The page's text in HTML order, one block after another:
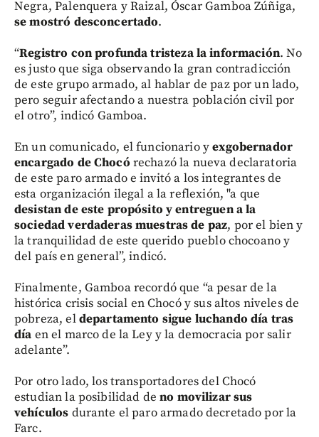
Negra, Palenquera y Raizal, Óscar Gamboa Zúñiga,
se mostró desconcertado.
“Registro con profunda tristeza la información. No
es justo que siga observando la gran contradicción
de este grupo armado, al hablar de paz por un lado,
pero seguir afectando a nuestra población civil por
el otro”, indicó Gamboa.
En un comunicado, el funcionario yexgobernador
encargado de Chocó rechazó la nueva declaratoria
de este paro armado e invitó a los integrantes de
esta organización ilegal a la reflexión, "a que
desistan de este propósito y entreguen a la
sociedad verdaderas muestras de paz, por el bien y
la tranquilidad de este querido pueblo chocoano y
del país en general”, indicó.
Finalmente, Gamboa recordó que “a pesar de la
histórica crisis social en Chocó y sus altos niveles de
pobreza, eldepartamento sigue luchando día tras
día en el marco de la Ley y la democracia por salir
adelante”.
Por otro lado, los transportadores del Chocó
estudian la posibilidad deno movilizar sus
vehículos durante el paro armado decretado por la
Farc.